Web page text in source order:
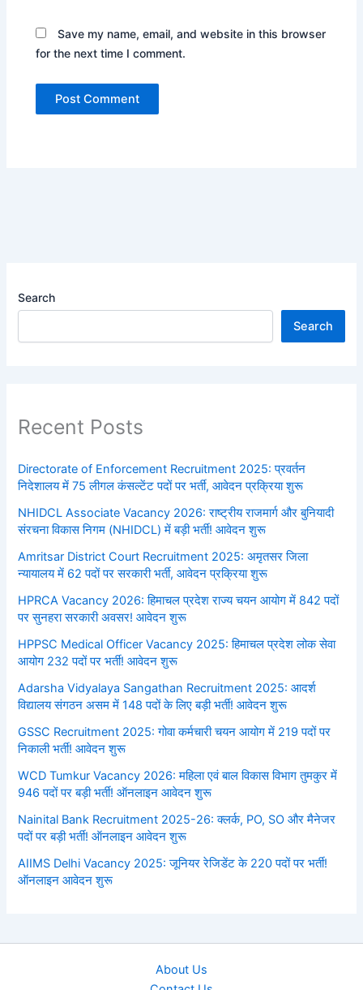
Save my name, email, and website in this browser
for the next time I comment.
Search
Search
Recent Posts
Directorate of Enforcement Recruitment 2025: प्रवर्तन
निदेशालय में 75 लीगल कंसल्टेंट पदों पर भर्ती, आवेदन प्रक्रिया शुरू
NHIDCL Associate Vacancy 2026: राष्ट्रीय राजमार्ग और बुनियादी
संरचना विकास निगम (NHIDCL) में बड़ी भर्ती! आवेदन शुरू
Amritsar District Court Recruitment 2025: अमृतसर जिला
न्यायालय में 62 पदों पर सरकारी भर्ती, आवेदन प्रक्रिया शुरू
HPRCA Vacancy 2026: हिमाचल प्रदेश राज्य चयन आयोग में 842 पदों
पर सुनहरा सरकारी अवसर! आवेदन शुरू
HPPSC Medical Officer Vacancy 2025: हिमाचल प्रदेश लोक सेवा
आयोग 232 पदों पर भर्ती! आवेदन शुरू
Adarsha Vidyalaya Sangathan Recruitment 2025: आदर्श
विद्यालय संगठन असम में 148 पदों के लिए बड़ी भर्ती! आवेदन शुरू
GSSC Recruitment 2025: गोवा कर्मचारी चयन आयोग में 219 पदों पर
निकाली भर्ती! आवेदन शुरू
WCD Tumkur Vacancy 2026: महिला एवं बाल विकास विभाग तुमकुर में
946 पदों पर बड़ी भर्ती! ऑनलाइन आवेदन शुरू
Nainital Bank Recruitment 2025-26: क्लर्क, PO, SO और मैनेजर
पदों पर बड़ी भर्ती! ऑनलाइन आवेदन शुरू
AIIMS Delhi Vacancy 2025: जूनियर रेजिडेंट के 220 पदों पर भर्ती!
ऑनलाइन आवेदन शुरू
About Us